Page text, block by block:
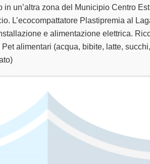
DI
in un’altra zona del Municipio Centro
L’ecocompattatore Plastipremia al
e alimentazione elettrica.
alimentari (acqua, bibite, latte,